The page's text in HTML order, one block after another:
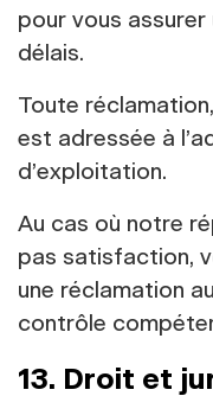
pour vous assurer
délais.
Toute
est adressée à
d’exploitation.
Au cas où notre
pas satisfaction,
une réclamation
contrôle
13. Droit et